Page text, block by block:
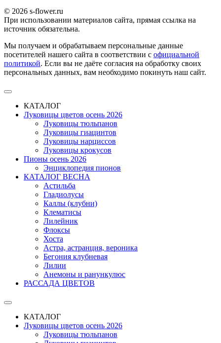
© 2026 s-flower.ru
При использовании материалов сайта, прямая ссылка на
источник обязательна.
Мы получаем и обрабатываем персональные данные
посетителей нашего сайта в соответствии с официальной
политикой. Если вы не даёте согласия на обработку своих
персональных данных, вам необходимо покинуть наш сайт.
КАТАЛОГ
Луковицы цветов осень 2026
Луковицы тюльпанов
Луковицы гиацинтов
Луковицы нарциссов
Луковицы крокусов
Пионы осень 2026
Энциклопедия пионов
КАТАЛОГ ВЕСНА
Астильба
Гладиолусы
Каллы (клубни)
Клематисы
Лилейник
Флоксы
Хоста
Астра, астранция, вероника
Бегония клубневая
Лилии
Анемоны и ранункулюс
РАССАДА ЦВЕТОВ
КАТАЛОГ
Луковицы цветов осень 2026
Луковицы тюльпанов